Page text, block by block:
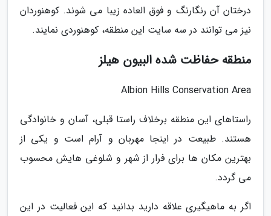
درختان آن رنگارنگ و فوق العاده زیبا می شوند. کوهنوردان
نیز می توانند در سه سایت این منطقه، کوهنوردی نمایند.
منطقه حفاظت شده البیون هیلز
Albion Hills Conservation Area
راستاهای این منطقه برخلاف راستا قبلی، آسان و خانوادگی
هستند. طبیعت در اینجا مهربان و آرام است و یکی از
بهترین مکان ها برای فرار از شهر و شلوغی هایش محسوب
می گردد.
اگر به ماهیگیری علاقه دارید بدانید که این فعالیت در این